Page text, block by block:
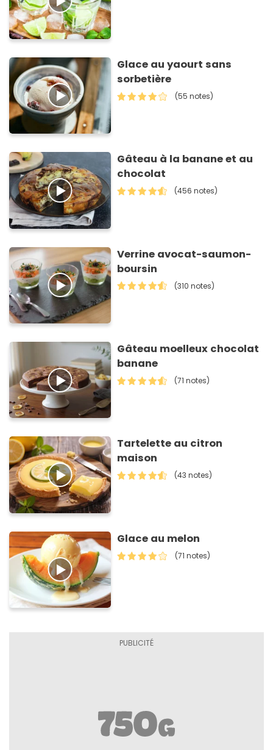
Glace au yaourt sans
sorbetière
(55 notes)
Gâteau à la banane et au
chocolat
(456 notes)
Verrine avocat-saumon-
boursin
(310 notes)
Gâteau moelleux chocolat
banane
(71 notes)
Tartelette au citron
maison
(43 notes)
Glace au melon
(71 notes)